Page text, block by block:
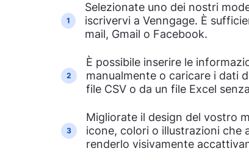
1
Selezionate uno dei nostri
iscrivervi a Venngage. È
mail, Gmail o Facebook.
2
È possibile inserire le
manualmente o caricare i dati
file CSV o da un file Excel
3
Migliorate il design del vostro
icone, colori o illustrazioni che
renderlo visivamente